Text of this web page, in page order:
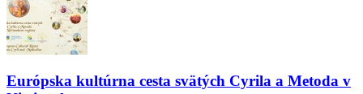
Európska kultúrna cesta svätých Cyrila a Metoda v